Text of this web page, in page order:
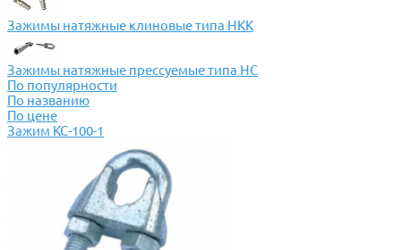
Зажимы натяжные клиновые типа НКК
Зажимы натяжные прессуемые типа НС
По популярности
По названию
По цене
Зажим КС-100-1